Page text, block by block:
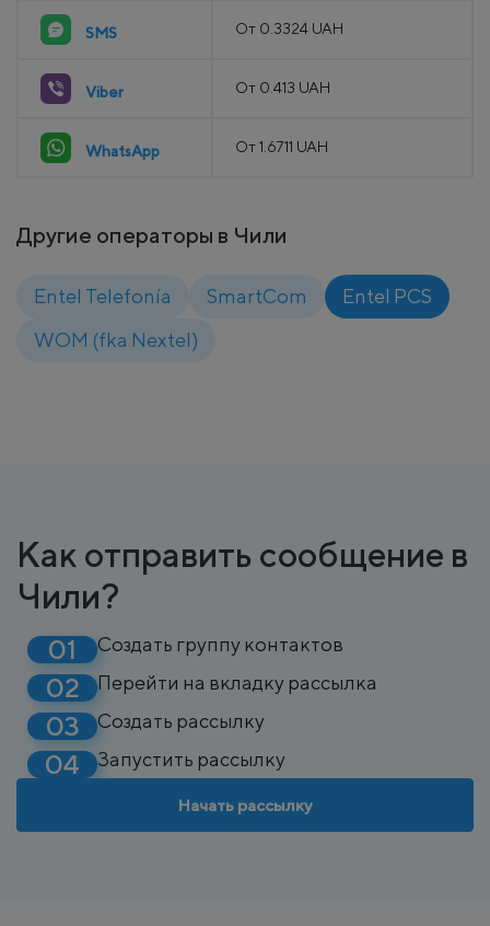
SMS От 0.3324 UAH
Viber От 0.413 UAH
WhatsApp От 1.6711 UAH
Другие операторы в Чили
Entel Telefonía SmartCom
Entel PCS
WOM (fka Nextel)
Как отправить сообщение в
Чили?
Создать группу контактов
Перейти на вкладку рассылка
Создать рассылку
Запустить рассылку
Начать рассылку